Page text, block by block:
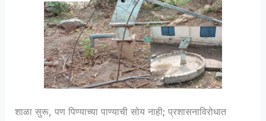
शाळा सुरू, पण पिण्याच्या पाण्याची सोय नाही; प्रशासनाविरोधात